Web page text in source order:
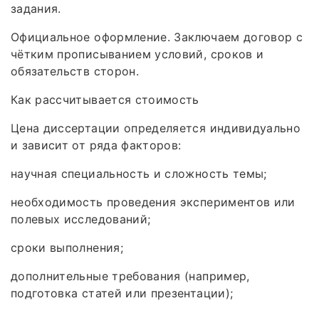
задания.
Официальное оформление. Заключаем договор с
чётким прописыванием условий, сроков и
обязательств сторон.
Как рассчитывается стоимость
Цена диссертации определяется индивидуально
и зависит от ряда факторов:
научная специальность и сложность темы;
необходимость проведения экспериментов или
полевых исследований;
сроки выполнения;
дополнительные требования (например,
подготовка статей или презентации);